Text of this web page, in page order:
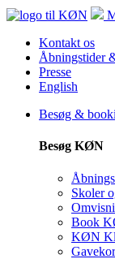
Kontakt os
Åbningstider
Presse
English
Besøg &
Besøg KØN
Skoler
Book
KØN